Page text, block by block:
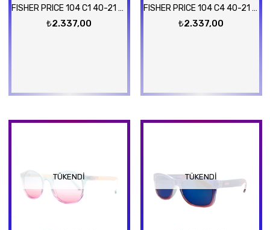
FISHER PRICE 104 C1 40-21 Güneş Gözlüğü
₺2.337,00
FISHER PRICE 104 C4 40-21 Güneş Gözlüğü
₺2.337,00
TÜKENDI TÜKENDI